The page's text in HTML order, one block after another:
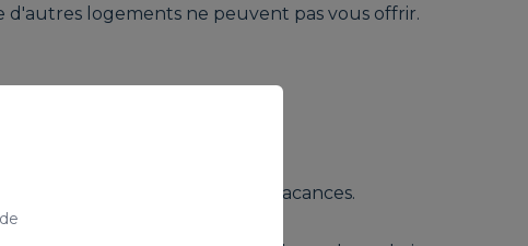
d'autres logements ne peuvent pas vous offrir.
pour profiter des meilleures vacances.